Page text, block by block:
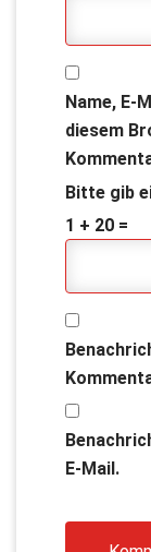
Name, E-
diesem
Bitte gib
1 + 20 =
E-Mail.